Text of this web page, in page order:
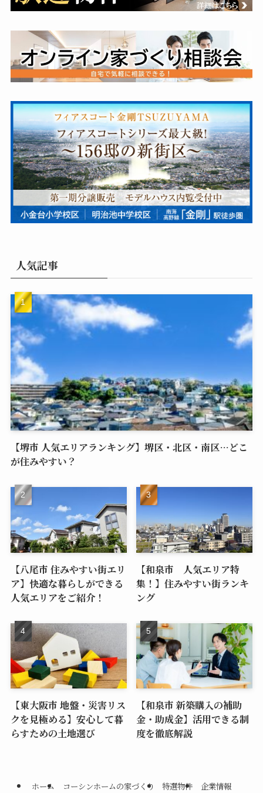
人気記事
【堺市 人気エリアランキング】堺区・北区・南区…どこ
が住みやすい？
【八尾市 住みやすい街エリ
ア】快適な暮らしができる
人気エリアをご紹介！
【和泉市 人気エリア特
集！】住みやすい街ランキ
ング
【東大阪市 地盤・災害リス
クを見極める】安心して暮
らすための土地選び
【和泉市 新築購入の補助
金・助成金】活用できる制
度を徹底解説
ホーム コーシンホームの家づくり 特選物件
企業情報